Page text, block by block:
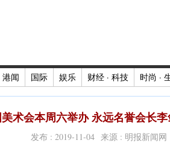
港闻 国际 娱乐 财经 · 科技 时尚 ·
术会本周六举办 永远名誉会长
发布 : 2019-11-04 来源 : 明报新闻网